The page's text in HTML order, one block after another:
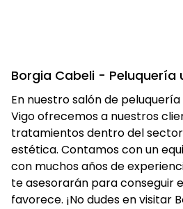
Borgia Cabeli - Peluquería
En nuestro salón de
Vigo ofrecemos a nuestros
tratamientos dentro del
estética. Contamos con un
con muchos años de
te asesorarán para conseguir
favorece. ¡No dudes en visitar